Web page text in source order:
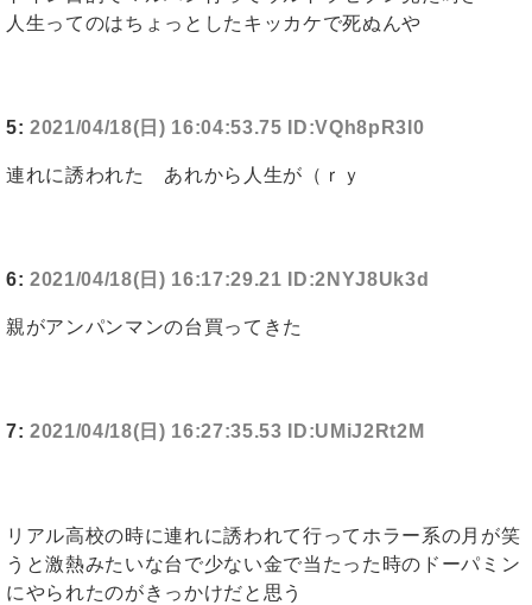
人生ってのはちょっとしたキッカケで死ぬんや
5: 2021/04/18(日) 16:04:53.75 ID:VQh8pR3I0
連れに誘われた あれから人生が（ｒｙ
6: 2021/04/18(日) 16:17:29.21 ID:2NYJ8Uk3d
親がアンパンマンの台買ってきた
7: 2021/04/18(日) 16:27:35.53 ID:UMiJ2Rt2M
リアル高校の時に連れに誘われて行ってホラー系の月が笑
うと激熱みたいな台で少ない金で当たった時のドーパミン
にやられたのがきっかけだと思う